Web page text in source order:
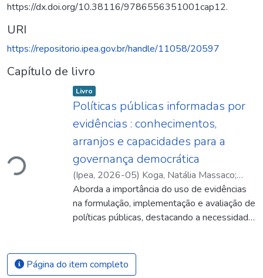
https://dx.doi.org/10.38116/9786556351001cap12.
URI
https://repositorio.ipea.gov.br/handle/11058/20597
Capítulo de livro
Carregando...
Item type:
Livro ,
Políticas públicas informadas por
evidências : conhecimentos,
arranjos e capacidades para a
governança democrática
(Ipea, 2026-05) Koga, Natália Massaco;
Maurício Mota Saboya Pinheiro; Palotti,
Pedro Lucas de Moura;Raissa Menezes de
Oliveira; Roberto Rocha Coelho Pires;Érica
Pinheiro;Pedro Lucas de Moura Palotti
Raissa Menezes de Oliveira
Aborda a importância do uso de evidências
na formulação, implementação e avaliação de
políticas públicas, destacando a necessidade
contexto de crescente complexidade social
e tecnológica. A obra enfatiza que as
Página do item completo